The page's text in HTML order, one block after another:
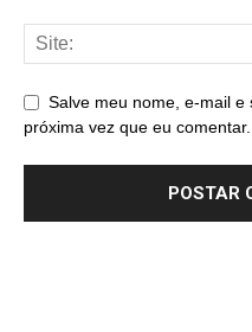
Salve meu nome, e-mail
próxima vez que eu comentar.